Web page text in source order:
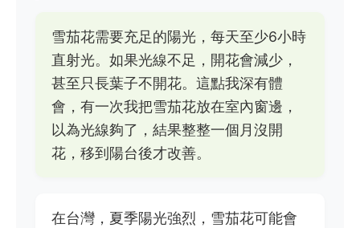
雪茄花需要充足的陽光，每天至少6小時
直射光。如果光線不足，開花會減少，
甚至只長葉子不開花。這點我深有體
會，有一次我把雪茄花放在室內窗邊，
以為光線夠了，結果整整一個月沒開
花，移到陽台後才改善。
在台灣，夏季陽光強烈，雪茄花可能會